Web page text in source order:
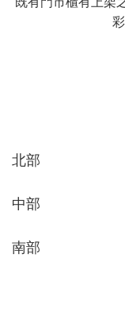
北部
中部
南部